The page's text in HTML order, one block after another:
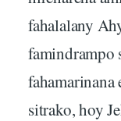
fahalalany
famindrampo
sitrako, hoy